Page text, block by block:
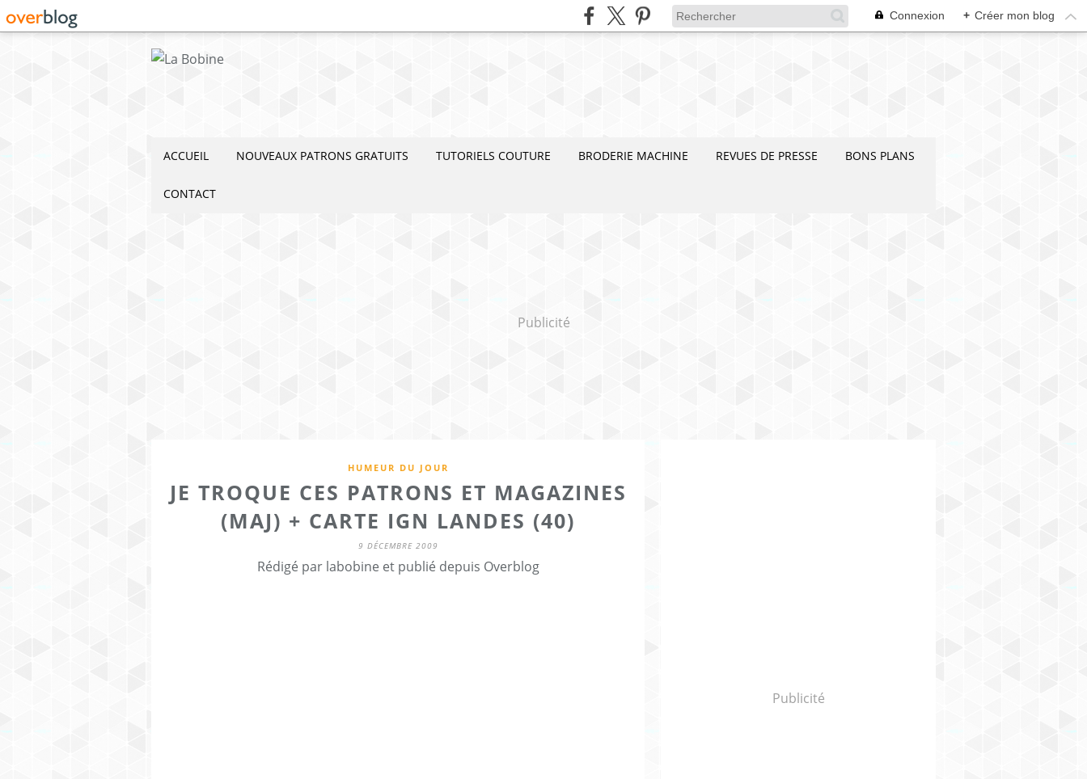
Connexion + Créer mon blog
ACCUEIL NOUVEAUX PATRONS GRATUITS TUTORIELS COUTURE BRODERIE MACHINE REVUES DE PRESSE BONS PLANS
CONTACT
Publicité
HUMEUR DU JOUR
JE TROQUE CES PATRONS ET MAGAZINES
(MAJ) + CARTE IGN LANDES (40)
9 DÉCEMBRE 2009
Rédigé par labobine et publié depuis Overblog
Publicité